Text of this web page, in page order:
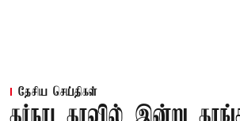
தேசிய செய்திகள்